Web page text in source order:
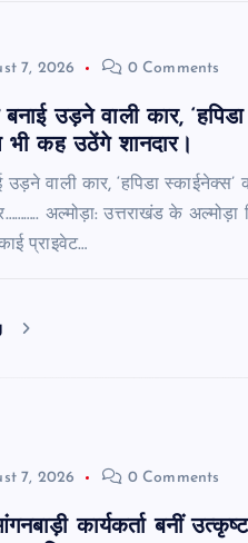
7, 2026 0 Comments
उड़ने वाली कार,
कह उठेंगे शानदार।
उड़ने वाली कार, ‘हपिडा
अल्मोड़ा: उत्तराखंड के अल्मोड़ा
प्राइवेट…
7, 2026 0 Comments
कार्यकर्ता बनीं